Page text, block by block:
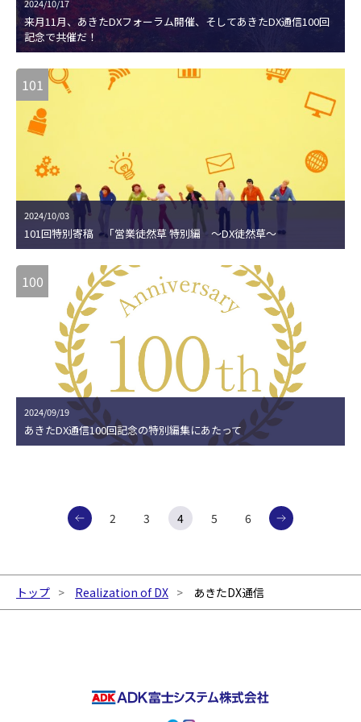
2024/10/17
来月11月、あきたDXフォーラム開催、そしてあきたDX通信100回
記念で共催だ！
101
2024/10/03
101回特別寄稿 「営業徒然草 特別編 ～DX徒然草～
100
2024/09/19
あきたDX通信100回記念の特別編集にあたって
2 3 4 5 6
トップ Realization of DX あきたDX通信